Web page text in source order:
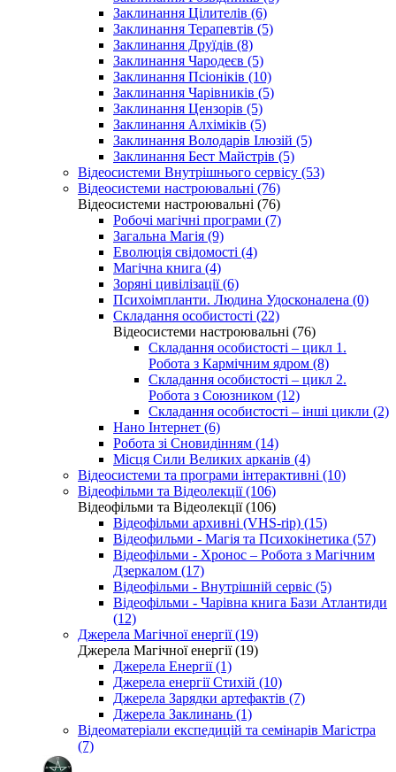
Заклинання Цілителів (6)
Заклинання Терапевтів (5)
Заклинання Друїдів (8)
Заклинання Чародеєв (5)
Заклинання Псіоніків (10)
Заклинання Чарівників (5)
Заклинання Цензорів (5)
Заклинання Алхіміків (5)
Заклинання Володарів Ілюзій (5)
Заклинання Бест Майстрів (5)
Відеосистеми Внутрішнього сервісу (53)
Відеосистеми настроювальні (76)
Відеосистеми настроювальні (76)
Робочі магічні програми (7)
Загальна Магія (9)
Еволюція свідомості (4)
Магічна книга (4)
Зоряні цивілізації (6)
Психоімпланти. Людина Удосконалена (0)
Складання особистості (22)
Відеосистеми настроювальні (76)
Складання особистості – цикл 1.
Робота з Кармічним ядром (8)
Складання особистості – цикл 2.
Робота з Союзником (12)
Складання особистості – інші цикли (2)
Нано Інтернет (6)
Робота зі Сновидінням (14)
Місця Сили Великих арканів (4)
Відеосистеми та програми інтерактивні (10)
Відеофільми та Відеолекції (106)
Відеофільми та Відеолекції (106)
Відеофільми архивні (VHS-rip) (15)
Відеофильми - Магія та Психокінетика (57)
Відеофільми - Хронос – Робота з Магічним
Дзеркалом (17)
Відеофільми - Внутрішній сервіс (5)
Відеофільми - Чарівна книга Бази Атлантиди
(12)
Джерела Магічної енергії (19)
Джерела Магічної енергії (19)
Джерела Енергії (1)
Джерела енергії Стихій (10)
Джерела Зарядки артефактів (7)
Джерела Заклинань (1)
Відеоматеріали експедицій та семінарів Магістра
(7)